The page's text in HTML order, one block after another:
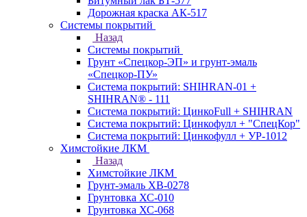
Дорожная краска АК-517
Системы покрытий
Назад
Системы покрытий
Грунт «Спецкор-ЭП» и грунт-эмаль
«Спецкор-ПУ»
Система покрытий: SHIHRAN-01 +
SHIHRAN® - 111
Система покрытий: ЦинкоFull + SHIHRAN
Система покрытий: Цинкофулл + "СпецКор"
Система покрытий: Цинкофулл + УР-1012
Химстойкие ЛКМ
Назад
Химстойкие ЛКМ
Грунт-эмаль ХВ-0278
Грунтовка ХС-010
Грунтовка ХС-068